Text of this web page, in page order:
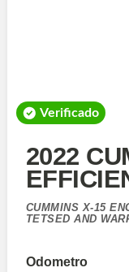
Verificado
2022
CUMMINS X-15
TETSED AND
Odometro